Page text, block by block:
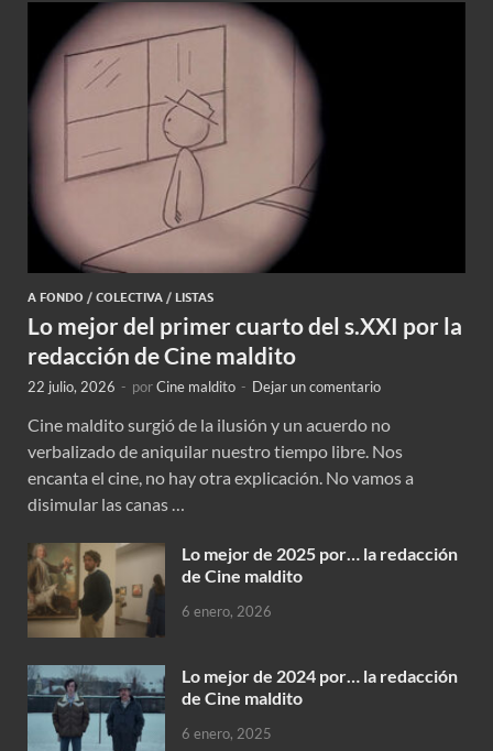
A FONDO / COLECTIVA / LISTAS
Lo mejor del primer cuarto del s.XXI por la
redacción de Cine maldito
22 julio, 2026 - porCine maldito - Dejar un comentario
Cine maldito surgió de la ilusión y un acuerdo no
verbalizado de aniquilar nuestro tiempo libre. Nos
encanta el cine, no hay otra explicación. No vamos a
disimular las canas …
Lo mejor de 2025 por… la redacción
de Cine maldito
6 enero, 2026
Lo mejor de 2024 por… la redacción
de Cine maldito
6 enero, 2025